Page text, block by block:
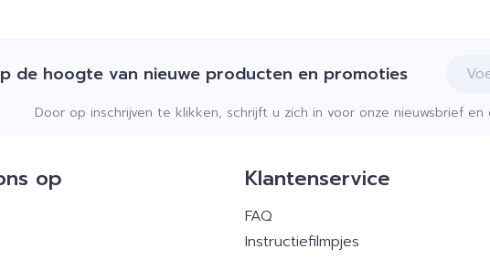
de hoogte van nieuwe producten en promoties
Door op inschrijven te klikken, schrijft u zich in voor onze nieuwsbrief
op Klantenservice
FAQ
Instructiefilmpjes